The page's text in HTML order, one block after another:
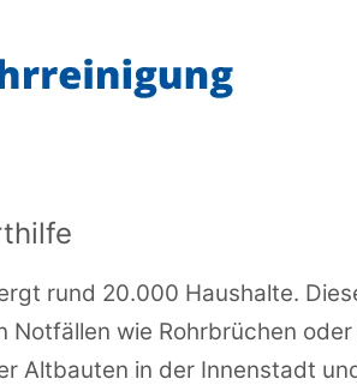
rund 20.000 Haushalte.
wie Rohrbrüchen
Altbauten in der Innenstadt